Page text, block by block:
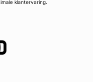
klantervaring.